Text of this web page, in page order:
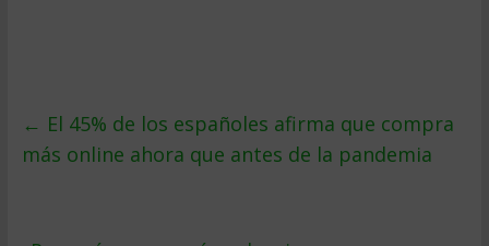
← El 45% de los españoles afirma que compra
más online ahora que antes de la pandemia